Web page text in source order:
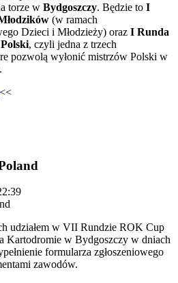
torze w Bydgoszczy. Będzie to I
(w ramach
Dzieci i Młodzieży) oraz I Runda
, czyli jedna z trzech
pozwolą wyłonić mistrzów Polski w
<<
udziałem w VII Rundzie ROK Cup
Kartodromie w Bydgoszczy w dniach
formularza zgłoszeniowego
zawodów.